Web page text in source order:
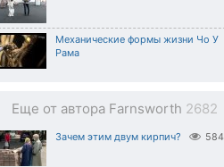
Механические формы жизни Чо У
Рама
Еще от автора Farnsworth 2682
Зачем этим двум кирпич? 584